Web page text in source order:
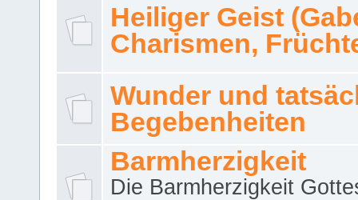
Heiliger Geist
Charismen,
Wunder und
Begebenheiten
Barmherzigkeit
Die Barmherzigkeit